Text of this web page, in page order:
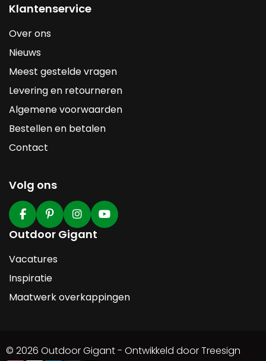
Klantenservice
Over ons
Nieuws
Meest gestelde vragen
Levering en retourneren
Algemene voorwaarden
Bestellen en betalen
Contact
Volg ons
Outdoor Gigant
Vacatures
Inspiratie
Maatwerk overkappingen
© 2026 Outdoor Gigant - Ontwikkeld door Treesign